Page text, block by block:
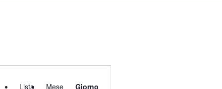
Viste
Lista Mese Giorno